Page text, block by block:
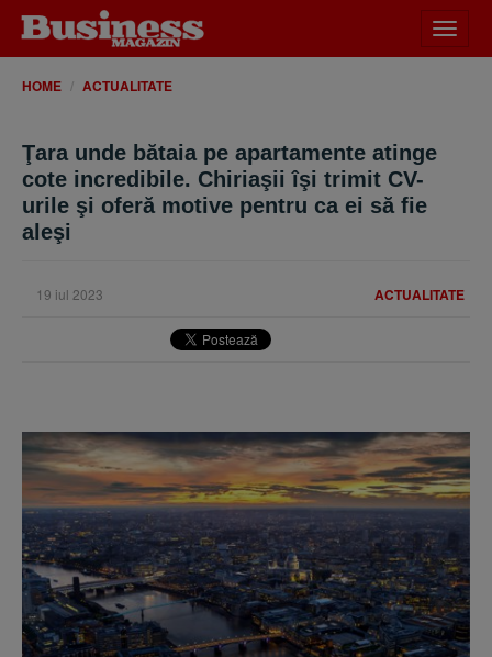
meniu
HOME ACTUALITATE
Ţara unde bătaia pe apartamente atinge
cote incredibile. Chiriaşii îşi trimit CV-
urile şi oferă motive pentru ca ei să fie
aleşi
ACTUALITATE
19 iul 2023